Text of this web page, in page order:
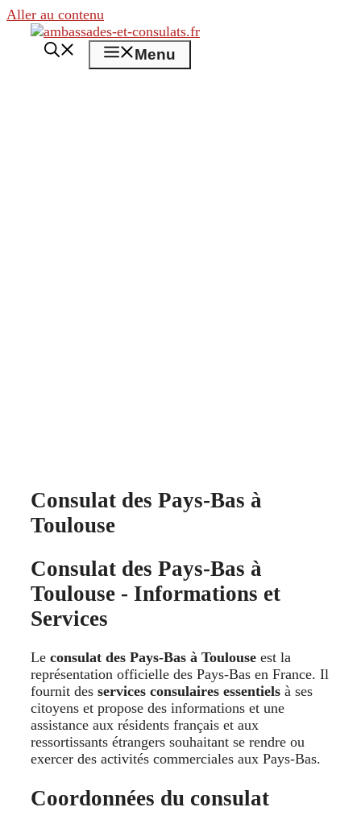
Aller au contenu
Menu
Consulat des Pays-Bas à
Toulouse
Consulat des Pays-Bas à
Toulouse - Informations et
Services
Le consulat des Pays-Bas à Toulouse est la
représentation officielle des Pays-Bas en France. Il
fournit des services consulaires essentiels à ses
citoyens et propose des informations et une
assistance aux résidents français et aux
ressortissants étrangers souhaitant se rendre ou
exercer des activités commerciales aux Pays-Bas.
Coordonnées du consulat